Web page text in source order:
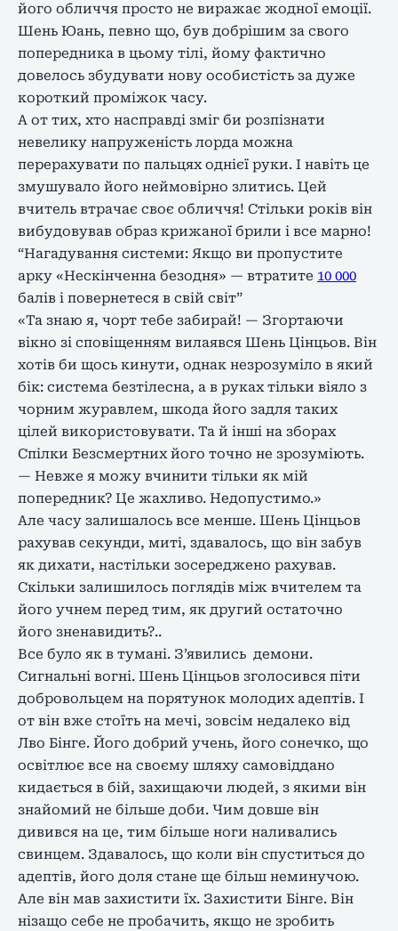
його обличчя просто не виражає жодної емоції.
Шень Юань, певно що, був добрішим за свого
попередника в цьому тілі, йому фактично
довелось збудувати нову особистість за дуже
короткий проміжок часу.
А от тих, хто насправді зміг би розпізнати
невелику напруженість лорда можна
перерахувати по пальцях однієї руки. І навіть це
змушувало його неймовірно злитись. Цей
вчитель втрачає своє обличчя! Стільки років він
вибудовував образ крижаної брили і все марно!
“Нагадування системи: Якщо ви пропустите
арку «Нескінченна безодня» — втратите 10 000
балів і повернетеся в свій світ”
«Та знаю я, чорт тебе забирай! — Згортаючи
вікно зі сповіщенням вилаявся Шень Цінцьов. Він
хотів би щось кинути, однак незрозуміло в який
бік: система безтілесна, а в руках тільки віяло з
чорним журавлем, шкода його задля таких
цілей використовувати. Та й інші на зборах
Спілки Безсмертних його точно не зрозуміють.
— Невже я можу вчинити тільки як мій
попередник? Це жахливо. Недопустимо.»
Але часу залишалось все менше. Шень Цінцьов
рахував секунди, миті, здавалось, що він забув
як дихати, настільки зосереджено рахував.
Скільки залишилось поглядів між вчителем та
його учнем перед тим, як другий остаточно
його зненавидить?..
Все було як в тумані. З’явились демони.
Сигнальні вогні. Шень Цінцьов зголосився піти
добровольцем на порятунок молодих адептів. І
от він вже стоїть на мечі, зовсім недалеко від
Лво Бінге. Його добрий учень, його сонечко, що
освітлює все на своєму шляху самовіддано
кидається в бій, захищаючи людей, з якими він
знайомий не більше доби. Чим довше він
дивився на це, тим більше ноги наливались
свинцем. Здавалось, що коли він спуститься до
адептів, його доля стане ще більш неминучою.
Але він мав захистити їх. Захистити Бінге. Він
нізащо себе не пробачить, якщо не зробить